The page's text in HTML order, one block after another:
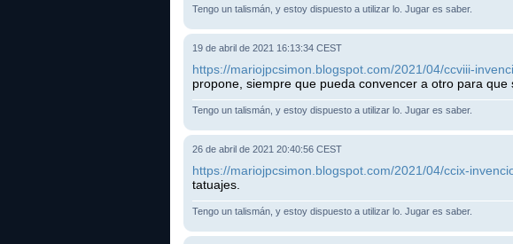
Tengo un talismán, y estoy dispuesto a utilizar lo. Jugar es saber.
19 de abril de 2021 16:13:34 CEST
https://mariojpcsimon.blogspot.com/2021/04/ccviii-
propone, siempre que pueda convencer a otro para que
Tengo un talismán, y estoy dispuesto a utilizar lo. Jugar es saber.
26 de abril de 2021 20:40:56 CEST
https://mariojpcsimon.blogspot.com/2021/04/ccix-
tatuajes.
Tengo un talismán, y estoy dispuesto a utilizar lo. Jugar es saber.